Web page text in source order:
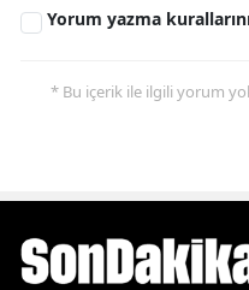
Yorum yazma
* Bu içerik ile ilgili yorum